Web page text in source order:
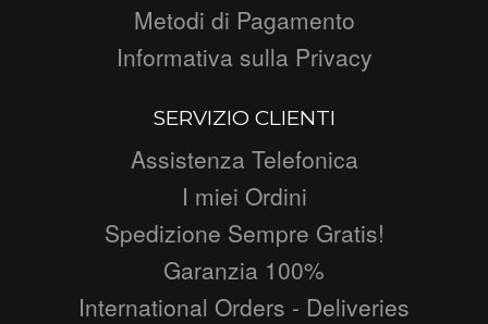
Metodi di Pagamento
Informativa sulla Privacy
SERVIZIO CLIENTI
Assistenza Telefonica
I miei Ordini
Spedizione Sempre Gratis!
Garanzia 100%
International Orders - Deliveries